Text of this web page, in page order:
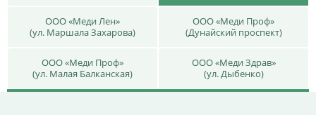
ООО «Меди Лен»
(ул. Маршала Захарова)
ООО «Меди Проф»
(Дунайский проспект)
ООО «Меди Проф»
(ул. Малая Балканская)
ООО «Меди Здрав»
(ул. Дыбенко)